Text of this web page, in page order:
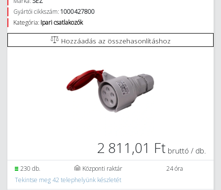
Gyártói cikkszám: 1000427800
Kategória: Ipari csatlakozók
Hozzáadás az összehasonlításhoz
2 811,01 Ft bruttó / db.
230 db. Központi raktár
24 óra
Tekintse meg 42 telephelyünk készletét